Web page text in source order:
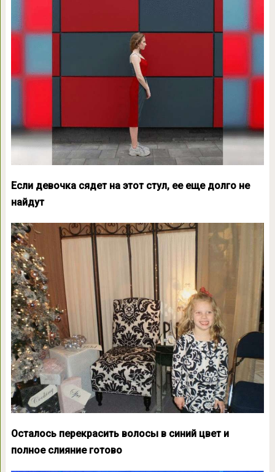
Если девочка сядет на этот стул, ее еще долго не
найдут
Осталось перекрасить волосы в синий цвет и
полное слияние готово